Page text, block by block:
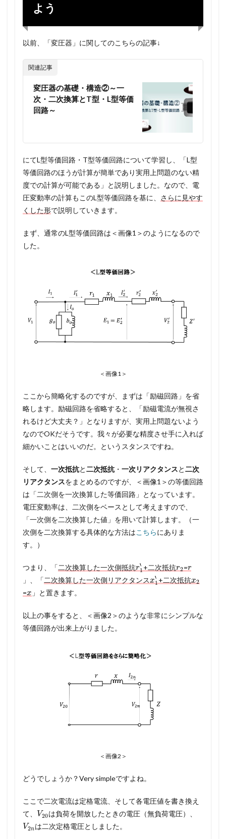
よう
以前、「変圧器」に関してのこちらの記事↓
関連記事
変圧器の基礎・構造②～一
次・二次換算とT型・L型等価
回路～
にてL型等価回路・T型等価回路について学習し、「L型
等価回路のほうが計算が簡単であり実用上問題のない精
度での計算が可能である」と説明しました。なので、電
圧変動率の計算もこのL型等価回路を基に、 さらに見やす
くした形で説明していきます。
まず、通常のL型等価回路は＜画像1＞のようになるので
した。
＜画像1＞
ここから簡略化するのですが、まずは「励磁回路」を省
略します。励磁回路を省略すると、「励磁電流が無視さ
れるけど大丈夫？」となりますが、実用上問題ないよう
なのでOKだそうです。我々が必要な精度させ手に入れば
細かいことはいいのだ。というスタンスですね。
そして、 一次抵抗と二次抵抗・ 一次リアクタンスと二次
リアクタンスをまとめるのですが、＜画像1＞の等価回路
は「二次側を一次換算した等価回路」となっています。
電圧変動率は、二次側をベースとして考えますので、
「一次側を二次換算した値」を用いて計算します。（一
次側を二次換算する具体的な方法はこちらにありま
す。）
つまり、「二次換算した一次側抵抗
1
+二次抵抗 =
」、「二次換算した一次側リアクタンス
x1‘
+二次抵抗
x
= 」と置きます。
以上の事をすると、＜画像2＞のような非常にシンプルな
等価回路が出来上がりました。
＜画像2＞
どうでしょうか？Very simpleですよね。
ここで二次電流は定格電流、そして各電圧値を書き換え
て、 V20は負荷を開放したときの電圧（無負荷電圧）、
V2 nは二次定格電圧としました。